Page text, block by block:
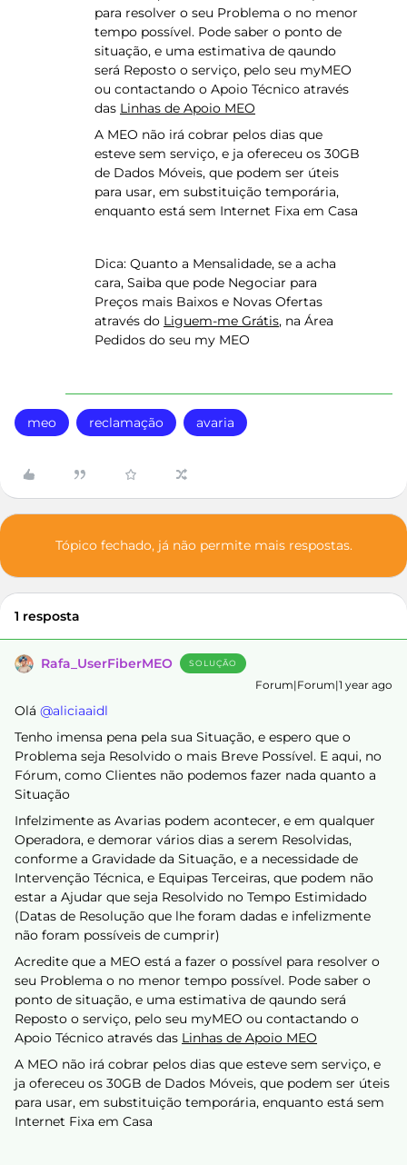
para resolver o seu Problema o no menor
tempo possível. Pode saber o ponto de
situação, e uma estimativa de qaundo
será Reposto o serviço, pelo seu myMEO
ou contactando o Apoio Técnico através
das Linhas de Apoio MEO
A MEO não irá cobrar pelos dias que
esteve sem serviço, e ja ofereceu os 30GB
de Dados Móveis, que podem ser úteis
para usar, em substituição temporária,
enquanto está sem Internet Fixa em Casa
Dica: Quanto a Mensalidade, se a acha
cara, Saiba que pode Negociar para
Preços mais Baixos e Novas Ofertas
através do Liguem-me Grátis, na Área
Pedidos do seu my MEO
meo reclamação avaria
Tópico fechado, já não permite mais respostas.
1 resposta
Rafa_UserFiberMEO SOLUÇÃO
Forum|Forum|1 year ago
Olá ​ @aliciaaidl
Tenho imensa pena pela sua Situação, e espero que o
Problema seja Resolvido o mais Breve Possível. E aqui, no
Fórum, como Clientes não podemos fazer nada quanto a
Situação
Infelzimente as Avarias podem acontecer, e em qualquer
Operadora, e demorar vários dias a serem Resolvidas,
conforme a Gravidade da Situação, e a necessidade de
Intervenção Técnica, e Equipas Terceiras, que podem não
estar a Ajudar que seja Resolvido no Tempo Estimidado
(Datas de Resolução que lhe foram dadas e infelizmente
não foram possíveis de cumprir)
Acredite que a MEO está a fazer o possível para resolver o
seu Problema o no menor tempo possível. Pode saber o
ponto de situação, e uma estimativa de qaundo será
Reposto o serviço, pelo seu myMEO ou contactando o
Apoio Técnico através das Linhas de Apoio MEO
A MEO não irá cobrar pelos dias que esteve sem serviço, e
ja ofereceu os 30GB de Dados Móveis, que podem ser úteis
para usar, em substituição temporária, enquanto está sem
Internet Fixa em Casa